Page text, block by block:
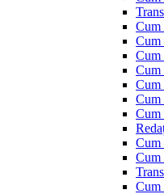
Cum
Cum
Cum
Cum
Cum
Cum
Cum
Cum
Cum
Cum